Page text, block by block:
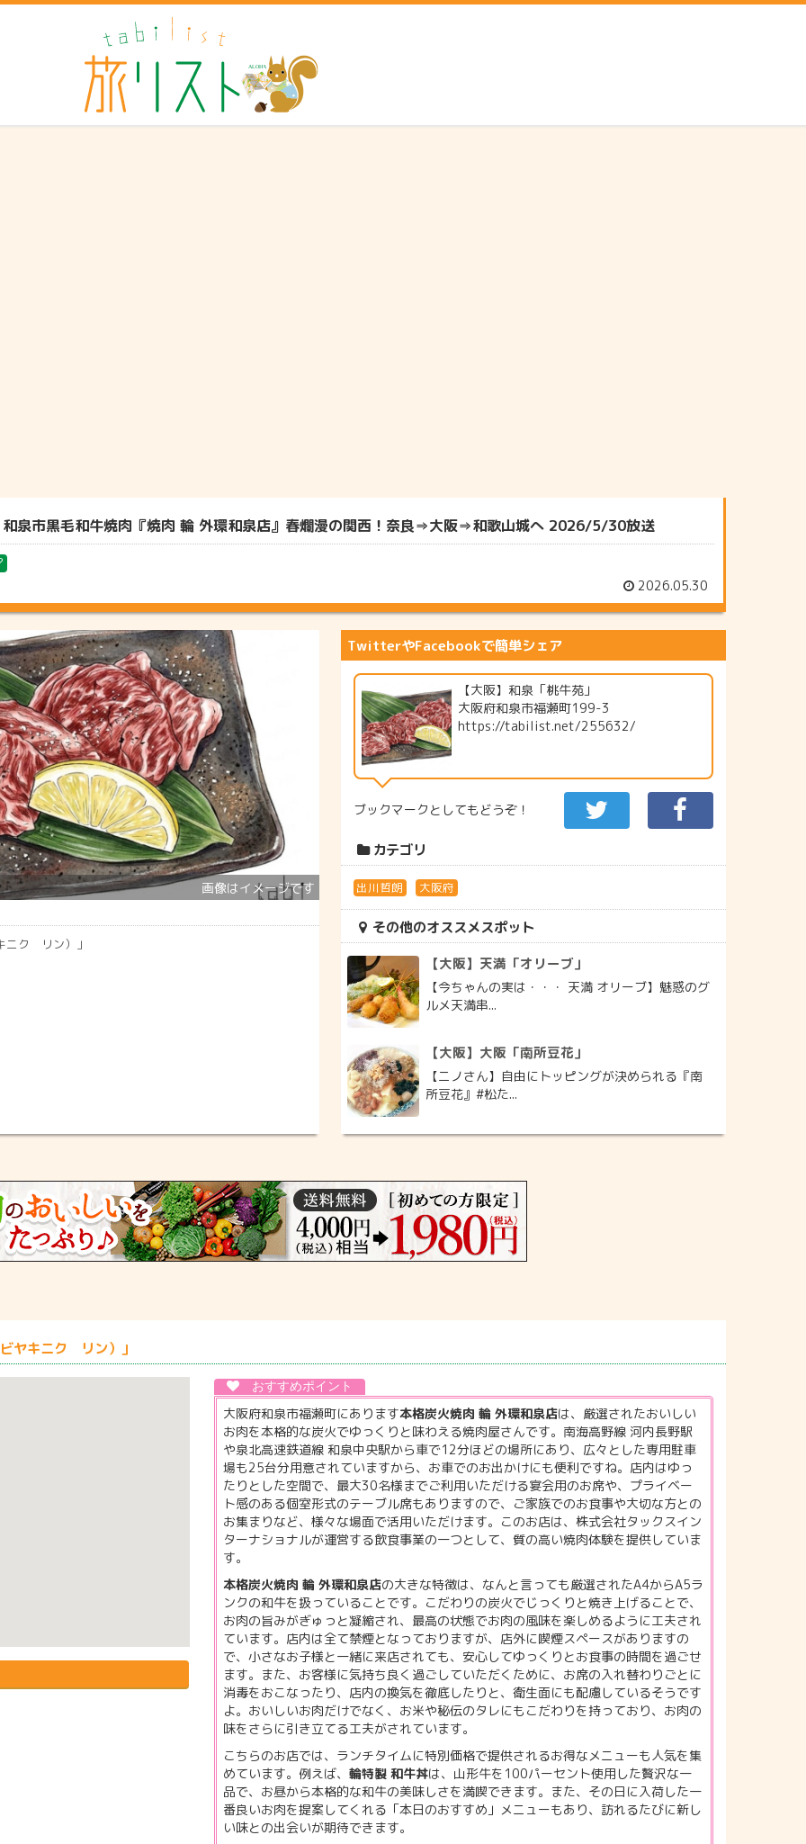
和泉市黒毛和牛焼肉『焼肉 輪 外環和泉店』春爛漫の関西！奈良⇒大阪⇒和歌山城へ 2026/5/30放送
2026.05.30
ニク リン）」
TwitterやFacebookで簡単シェア
【大阪】和泉「桃牛苑」
大阪府和泉市福瀬町199-3
https://tabilist.net/255632/
ブックマークとしてもどうぞ！
カテゴリ
出川哲朗 大阪府
その他のオススメスポット
【大阪】天満「オリーブ」
【今ちゃんの実は・・・ 天満 オリーブ】魅惑のグ
ルメ天満串...
【大阪】大阪「南所豆花」
【ニノさん】自由にトッピングが決められる『南
所豆花』#松た...
ヤキニク リン）」
大阪府和泉市福瀬町にあります本格炭火焼肉 輪 外環和泉店は、厳選されたおいしい
お肉を本格的な炭火でゆっくりと味わえる焼肉屋さんです。南海高野線 河内長野駅
や泉北高速鉄道線 和泉中央駅から車で12分ほどの場所にあり、広々とした専用駐車
場も25台分用意されていますから、お車でのお出かけにも便利ですね。店内はゆっ
たりとした空間で、最大30名様までご利用いただける宴会用のお席や、プライベー
ト感のある個室形式のテーブル席もありますので、ご家族でのお食事や大切な方との
お集まりなど、様々な場面で活用いただけます。このお店は、株式会社タックスイン
ターナショナルが運営する飲食事業の一つとして、質の高い焼肉体験を提供していま
す。
本格炭火焼肉 輪 外環和泉店の大きな特徴は、なんと言っても厳選されたA4からA5ラ
ンクの和牛を扱っていることです。こだわりの炭火でじっくりと焼き上げることで、
お肉の旨みがぎゅっと凝縮され、最高の状態でお肉の風味を楽しめるように工夫され
ています。店内は全て禁煙となっておりますが、店外に喫煙スペースがありますの
で、小さなお子様と一緒に来店されても、安心してゆっくりとお食事の時間を過ごせ
ます。また、お客様に気持ち良く過ごしていただくために、お席の入れ替わりごとに
消毒をおこなったり、店内の換気を徹底したりと、衛生面にも配慮しているそうです
よ。おいしいお肉だけでなく、お米や秘伝のタレにもこだわりを持っており、お肉の
味をさらに引き立てる工夫がされています。
こちらのお店では、ランチタイムに特別価格で提供されるお得なメニューも人気を集
めています。例えば、 輪特製 和牛丼は、山形牛を100パーセント使用した贅沢な一
品で、お昼から本格的な和牛の美味しさを満喫できます。また、その日に入荷した一
番良いお肉を提案してくれる「本日のおすすめ」メニューもあり、訪れるたびに新し
い味との出会いが期待できます。